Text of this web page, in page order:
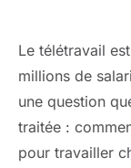
Le télétravail
millions de
une question
traitée :
pour travailler